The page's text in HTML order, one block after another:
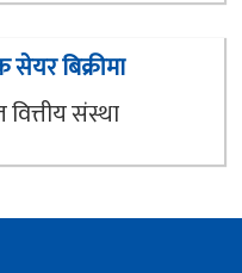
बिक्रीमा
संस्था